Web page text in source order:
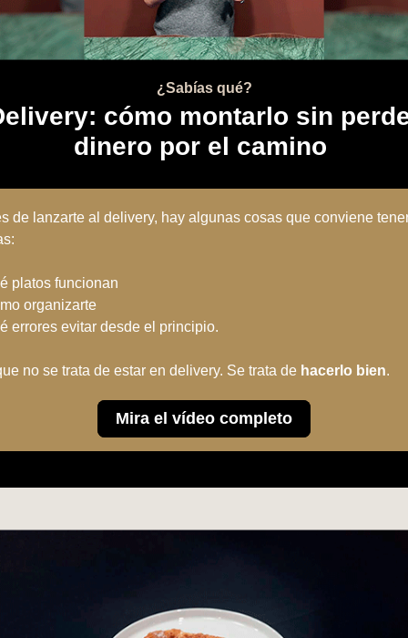
¿Sabías qué?
cómo montarlo sin
dinero por el camino
de lanzarte al delivery, hay algunas cosas que conviene
platos funcionan
organizarte
errores evitar desde el principio.
no se trata de estar en delivery. Se trata de hacerlo bien.
Mira el vídeo completo